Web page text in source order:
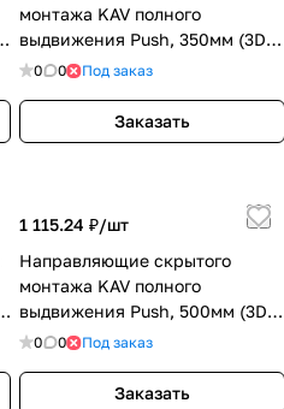
монтажа KAV полного
выдвижения Push, 350мм (3D)
(993FLR-3D-16-350)
0 0 Под заказ
Заказать
1 115.24 ₽/шт
Направляющие скрытого
монтажа KAV полного
выдвижения Push, 500мм (3D)
(993FLR-3D-16-500)
0 0 Под заказ
Заказать